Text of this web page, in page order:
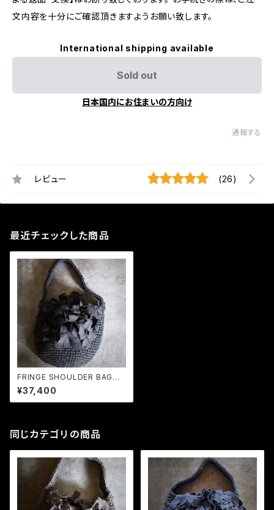
文内容を十分にご確認頂きますようお願い致します。
International shipping available
Sold out
日本国内にお住まいの方向け
通報する
レビュー (26)
最近チェックした商品
FRINGE SHOULDER BAG
M Black
¥37,400
同じカテゴリの商品